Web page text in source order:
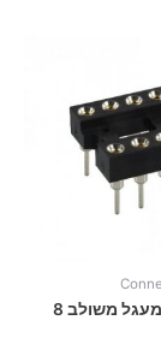
תושבת שבב מעגל משולב 8